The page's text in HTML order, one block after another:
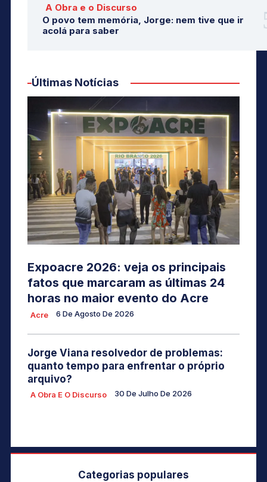
A Obra e o Discurso
O povo tem memória, Jorge: nem tive que ir
acolá para saber
Últimas Notícias
Expoacre 2026: veja os principais
fatos que marcaram as últimas 24
horas no maior evento do Acre
Acre 6 De Agosto De 2026
Jorge Viana resolvedor de problemas:
quanto tempo para enfrentar o próprio
arquivo?
A Obra E O Discurso 30 De Julho De 2026
Categorias populares